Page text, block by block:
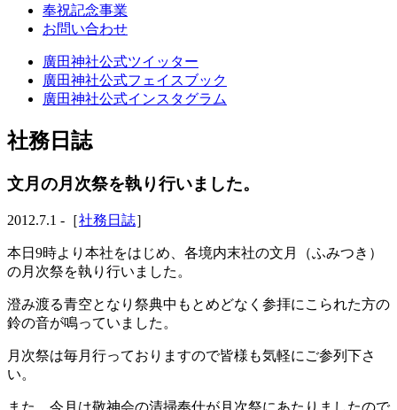
奉祝記念事業
お問い合わせ
廣田神社公式ツイッター
廣田神社公式フェイスブック
廣田神社公式インスタグラム
社務日誌
文月の月次祭を執り行いました。
2012.7.1 -［社務日誌］
本日9時より本社をはじめ、各境内末社の文月（ふみつき）
の月次祭を執り行いました。
澄み渡る青空となり祭典中もとめどなく参拝にこられた方の
鈴の音が鳴っていました。
月次祭は毎月行っておりますので皆様も気軽にご参列下さ
い。